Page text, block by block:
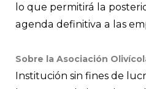
lo que permitirá la
agenda definitiva a las
Sobre la Asociación
Institución sin fines de